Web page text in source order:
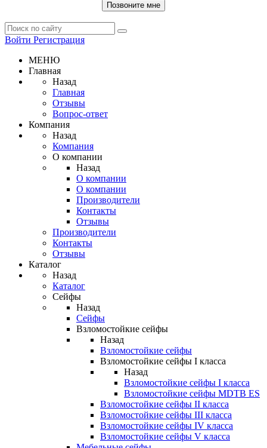
Позвоните мне
Войти Регистрация
МЕНЮ
Главная
Назад
Главная
Отзывы
Вопрос-ответ
Компания
Назад
Компания
О компании
Назад
О компании
О компании
Производители
Контакты
Отзывы
Производители
Контакты
Отзывы
Каталог
Назад
Каталог
Сейфы
Назад
Сейфы
Взломостойкие сейфы
Назад
Взломостойкие сейфы
Взломостойкие сейфы I класса
Назад
Взломостойкие сейфы I класса
Взломостойкие сейфы MDTB ES
Взломостойкие сейфы II класса
Взломостойкие сейфы III класса
Взломостойкие сейфы IV класса
Взломостойкие сейфы V класса